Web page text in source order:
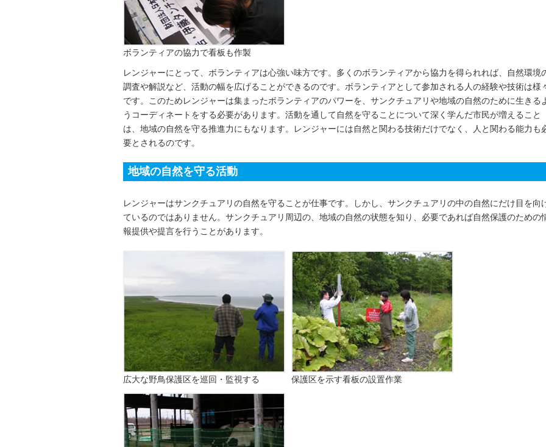
ボランティアの協力で看板も作製
レンジャーにとって、ボランティアは心強い味方です。多くのボランティアから協力を得られれば、自然環境
調査や解説など、活動の幅を広げることができるのです。ボランティアとして参加される人の経験や技術は様
です。このためレンジャーは集まったボランティアのパワーを、サンクチュアリや地域の自然のために生きる
うコーディネートをする必要があります。活動を通して自然を守ることについて深く学んだ市民が増えること
は、地域の自然を守る推進力にもなります。レンジャーには自然と関わる技術だけでなく、人と関わる能力も
要とされるのです。
地域の自然を守る活動
レンジャーはサンクチュアリの自然を守ることが仕事です。しかし、サンクチュアリの中の自然にだけ目を向
ているのではありません。サンクチュアリ周辺の、地域の自然の状態を知り、必要であれば自然保護のための
報提供や提言を行うことがあります。
広大な野鳥保護区を巡回・監視する 保護区を示す看板の設置作業